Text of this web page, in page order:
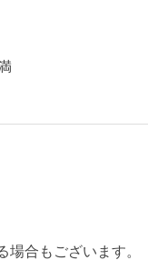
合もございます。